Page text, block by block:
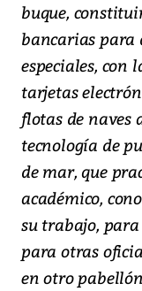
buque,
bancarias para
especiales,
tarjetas
flotas de naves
tecnología de
de mar, que
académico,
su trabajo,
para otras
en otro